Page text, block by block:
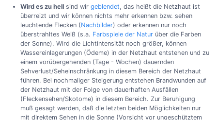
Wird es zu hellsind wir geblendet, das heißt die Netzhaut ist
überreizt und wir können nichts mehr erkennen bzw. sehen
leuchtende Flecken (Nachbilder) oder erkennen nur noch
überstrahltes Weiß (s.a. Farbspiele der Naturüber die Farben
der Sonne). Wird die Lichtintensität noch größer, können
Wassereinlagerungen (Ödeme) in der Netzhaut entstehen und zu
einem vorübergehenden (Tage - Wochen) dauernden
Sehverlust/Seheinschränkung in diesem Bereich der Netzhaut
führen. Bei nochmaliger Steigerung entstehen Brandwunden auf
der Netzhaut mit der Folge von dauerhaften Ausfällen
(Fleckensehen/Skotome) in diesem Bereich. Zur Beruhigung
muß gesagt werden, daß die letzten beiden Möglichkeiten nur
mit direktem Sehen in die Sonne (Vorsicht vor ungeschütztem